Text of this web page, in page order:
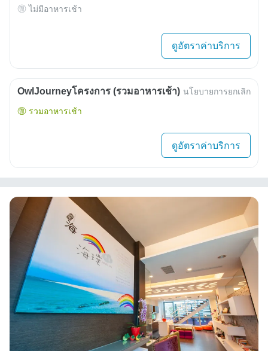
ไม่มีอาหารเช้า
ดูอัตราค่าบริการ
OwlJourneyโครงการ (รวมอาหารเช้า) นโยบายการยกเลิก
รวมอาหารเช้า
ดูอัตราค่าบริการ